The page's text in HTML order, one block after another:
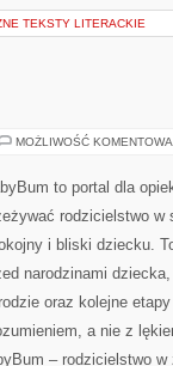
TEKSTY LITERACKIE
MOŻLIWOŚĆ
to portal dla
rodzicielstwo w
i bliski dziecku.
narodzinami
oraz kolejne
a nie z
– rodzicielstwo